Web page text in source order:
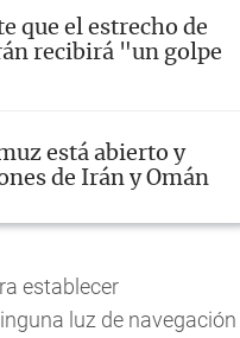
que el estrecho de
recibirá "un golpe
está abierto y
de Irán y Omán
establecer
luz de navegación